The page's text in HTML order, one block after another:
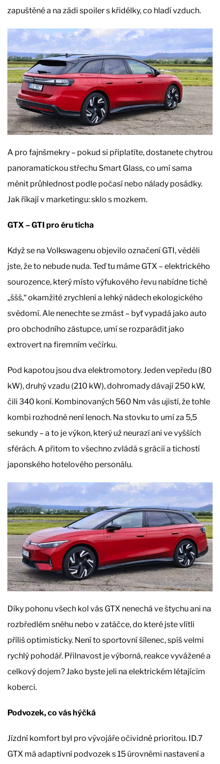
zapuštěné a na zádi spoiler s křidélky, co hladí vzduch.
A pro fajnšmekry – pokud si připlatíte, dostanete chytrou
panoramatickou střechu Smart Glass, co umí sama
měnit průhlednost podle počasí nebo nálady posádky.
Jak říkají v marketingu: sklo s mozkem.
GTX – GTI pro éru ticha
Když se na Volkswagenu objevilo označení GTI, věděli
jste, že to nebude nuda. Teď tu máme GTX – elektrického
sourozence, který místo výfukového řevu nabídne tiché
„ššš,“ okamžité zrychlení a lehký nádech ekologického
svědomí. Ale nenechte se zmást – byť vypadá jako auto
pro obchodního zástupce, umí se rozparádit jako
extrovert na firemním večírku.
Pod kapotou jsou dva elektromotory. Jeden vepředu (80
kW), druhý vzadu (210 kW), dohromady dávají 250 kW,
čili 340 koní. Kombinovaných 560 Nm vás ujistí, že tohle
kombi rozhodně není lenoch. Na stovku to umí za 5,5
sekundy – a to je výkon, který už neurazí ani ve vyšších
sférách. A přitom to všechno zvládá s grácií a tichostí
japonského hotelového personálu.
Díky pohonu všech kol vás GTX nenechá ve štychu ani na
rozbředlém sněhu nebo v zatáčce, do které jste vlítli
příliš optimisticky. Není to sportovní šílenec, spíš velmi
rychlý pohodář. Přilnavost je výborná, reakce vyvážené a
celkový dojem? Jako byste jeli na elektrickém létajícím
koberci.
Podvozek, co vás hýčká
Jízdní komfort byl pro vývojáře očividně prioritou. ID.7
GTX má adaptivní podvozek s 15 úrovněmi nastavení a